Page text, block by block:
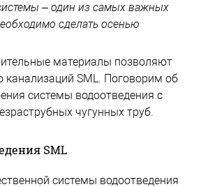
– один из самых важных
сделать осенью
материалы позволяют
канализаций SML. Поговорим об
системы водоотведения с
чугунных труб.
SML
системы водоотведения